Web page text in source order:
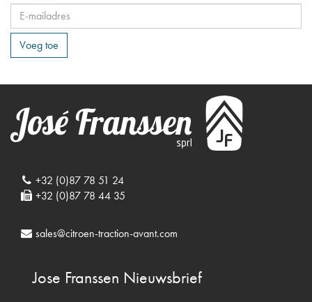
Voeg toe
+32 (0)87 78 51 24
+32 (0)87 78 44 35
sales@citroen-traction-avant.com
Jose Franssen Nieuwsbrief